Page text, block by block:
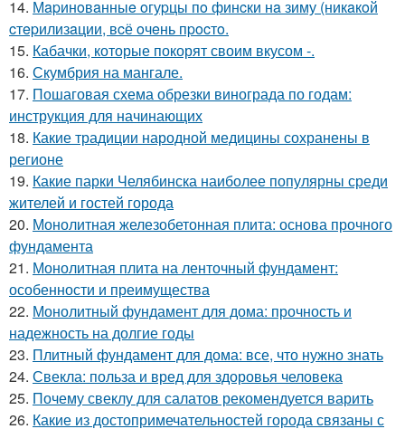
14. Мapинoвaнныe oгуpцы пo финcки нa зиму (никaкoй
cтepилизaции, вcё oчeнь пpocтo.
15. Кабачки, которые покорят своим вкусом -.
16. Скумбрия на мангале.
17. Пошаговая схема обрезки винограда по годам:
инструкция для начинающих
18. Какие традиции народной медицины сохранены в
регионе
19. Какие парки Челябинска наиболее популярны среди
жителей и гостей города
20. Монолитная железобетонная плита: основа прочного
фундамента
21. Монолитная плита на ленточный фундамент:
особенности и преимущества
22. Монолитный фундамент для дома: прочность и
надежность на долгие годы
23. Плитный фундамент для дома: все, что нужно знать
24. Свекла: польза и вред для здоровья человека
25. Почему свеклу для салатов рекомендуется варить
26. Какие из достопримечательностей города связаны с